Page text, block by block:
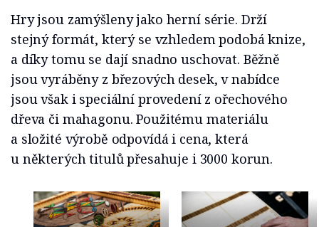
Hry jsou zamýšleny jako herní série. Drží
stejný formát, který se vzhledem podobá knize,
a díky tomu se dají snadno uschovat. Běžně
jsou vyráběny z březových desek, v nabídce
jsou však i speciální provedení z ořechového
dřeva či mahagonu. Použitému materiálu
a složité výrobě odpovídá i cena, která
u některých titulů přesahuje i 3000 korun.